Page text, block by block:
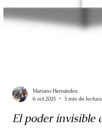
6 oct 2025
3 min de lectura